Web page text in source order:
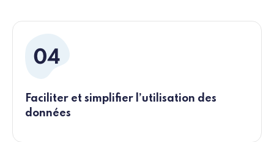
Faciliter et simplifier l’utilisation des
données